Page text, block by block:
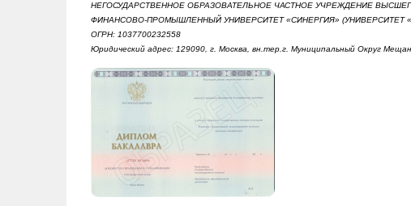
НЕГОСУДАРСТВЕННОЕ ОБРАЗОВАТЕЛЬНОЕ ЧАСТНОЕ УЧРЕЖДЕНИЕ
ФИНАНСОВО-ПРОМЫШЛЕННЫЙ УНИВЕРСИТЕТ «СИНЕРГИЯ» (УНИВЕРСИТЕТ
ОГРН: 1037700232558
Юридический адрес: 129090, г. Москва, вн.тер.г. Муниципальный Округ